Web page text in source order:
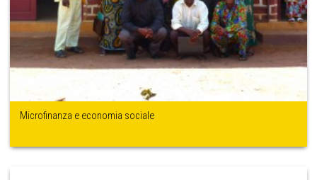
Microfinanza e economia sociale